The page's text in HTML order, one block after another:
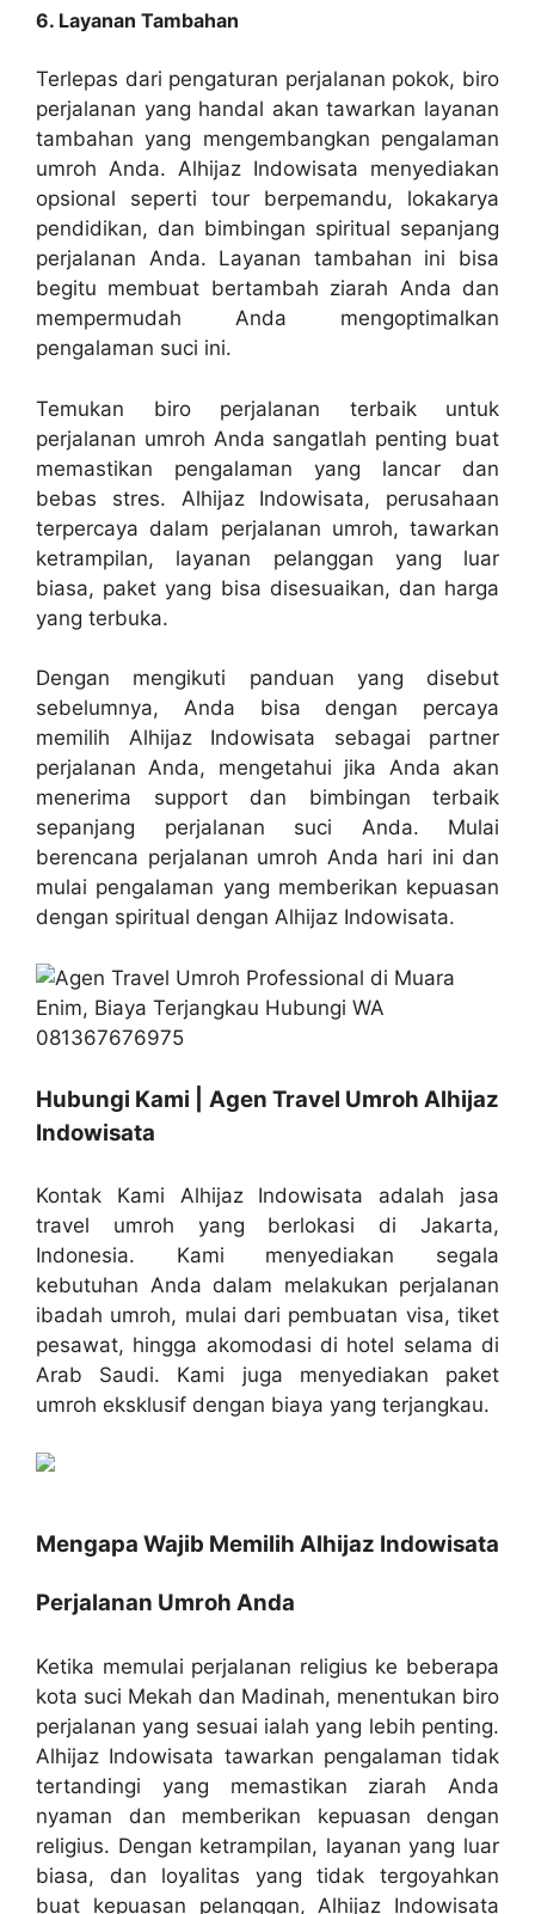
6. Layanan Tambahan
Terlepas dari pengaturan perjalanan pokok, biro
perjalanan yang handal akan tawarkan layanan
tambahan yang mengembangkan pengalaman
umroh Anda. Alhijaz Indowisata menyediakan
opsional seperti tour berpemandu, lokakarya
pendidikan, dan bimbingan spiritual sepanjang
perjalanan Anda. Layanan tambahan ini bisa
begitu membuat bertambah ziarah Anda dan
mempermudah Anda mengoptimalkan
pengalaman suci ini.
Temukan biro perjalanan terbaik untuk
perjalanan umroh Anda sangatlah penting buat
memastikan pengalaman yang lancar dan
bebas stres. Alhijaz Indowisata, perusahaan
terpercaya dalam perjalanan umroh, tawarkan
ketrampilan, layanan pelanggan yang luar
biasa, paket yang bisa disesuaikan, dan harga
yang terbuka.
Dengan mengikuti panduan yang disebut
sebelumnya, Anda bisa dengan percaya
memilih Alhijaz Indowisata sebagai partner
perjalanan Anda, mengetahui jika Anda akan
menerima support dan bimbingan terbaik
sepanjang perjalanan suci Anda. Mulai
berencana perjalanan umroh Anda hari ini dan
mulai pengalaman yang memberikan kepuasan
dengan spiritual dengan Alhijaz Indowisata.
Hubungi Kami | Agen Travel Umroh Alhijaz
Indowisata
Kontak Kami Alhijaz Indowisata adalah jasa
travel umroh yang berlokasi di Jakarta,
Indonesia. Kami menyediakan segala
kebutuhan Anda dalam melakukan perjalanan
ibadah umroh, mulai dari pembuatan visa, tiket
pesawat, hingga akomodasi di hotel selama di
Arab Saudi. Kami juga menyediakan paket
umroh eksklusif dengan biaya yang terjangkau.
Mengapa Wajib Memilih Alhijaz Indowisata
Perjalanan Umroh Anda
Ketika memulai perjalanan religius ke beberapa
kota suci Mekah dan Madinah, menentukan biro
perjalanan yang sesuai ialah yang lebih penting.
Alhijaz Indowisata tawarkan pengalaman tidak
tertandingi yang memastikan ziarah Anda
nyaman dan memberikan kepuasan dengan
religius. Dengan ketrampilan, layanan yang luar
biasa, dan loyalitas yang tidak tergoyahkan
buat kepuasan pelanggan, Alhijaz Indowisata